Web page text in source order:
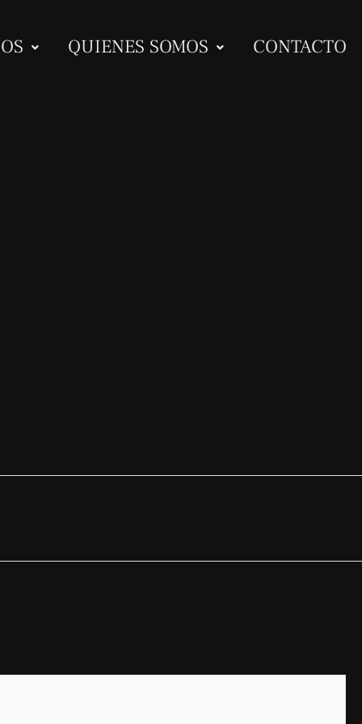
QUIENES SOMOS CONTACTO